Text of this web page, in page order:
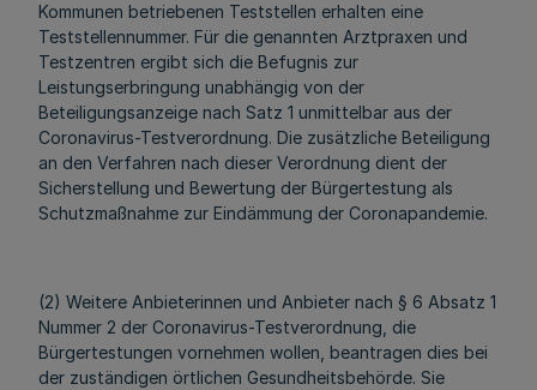
Kommunen betriebenen Teststellen erhalten eine
Teststellennummer. Für die genannten Arztpraxen und
Testzentren ergibt sich die Befugnis zur
Leistungserbringung unabhängig von der
Beteiligungsanzeige nach Satz 1 unmittelbar aus der
Coronavirus-Testverordnung. Die zusätzliche Beteiligung
an den Verfahren nach dieser Verordnung dient der
Sicherstellung und Bewertung der Bürgertestung als
Schutzmaßnahme zur Eindämmung der Coronapandemie.
(2) Weitere Anbieterinnen und Anbieter nach § 6 Absatz 1
Nummer 2 der Coronavirus-Testverordnung, die
Bürgertestungen vornehmen wollen, beantragen dies bei
der zuständigen örtlichen Gesundheitsbehörde. Sie